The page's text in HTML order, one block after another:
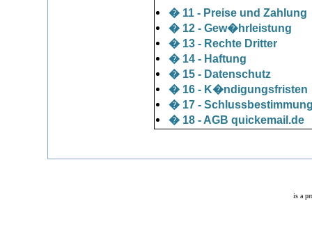
� 11 - Preise und Zahlung
� 12 - Gew�hrleistung
� 13 - Rechte Dritter
� 14 - Haftung
� 15 - Datenschutz
� 16 - K�ndigungsfristen
� 17 -
� 18 - AGB quickemail.de
is a